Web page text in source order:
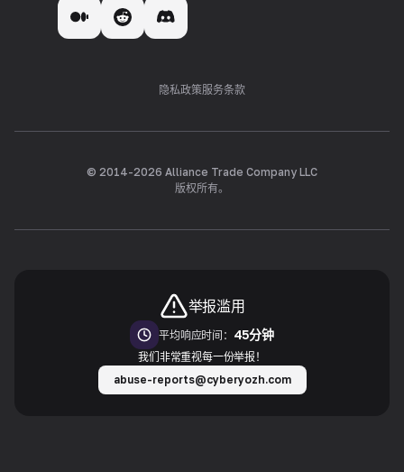
隐私政策服务条款
© 2014-2026 Alliance Trade Company LLC
版权所有。
举报滥用
平均响应时间： 45分钟
我们非常重视每一份举报！
abuse-reports@cyberyozh.com